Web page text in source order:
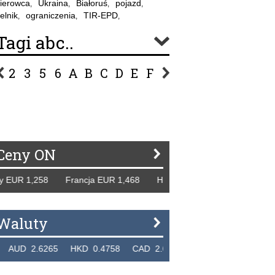
, Ukraina, Białoruś, pojazd,
, ograniczenia, TIR-EPD,
abc..
2 3 5 6 A B C D E F G
ON
1,258 Francja EUR 1,468 Hiszpania EUR 1,229 WB
2.6265 HKD 0.4758 CAD 2.6618 NZD 2.1914 SGD